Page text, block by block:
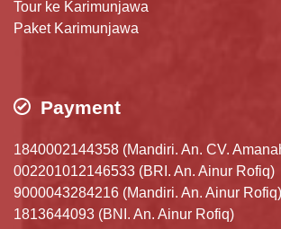
Tour ke Karimunjawa
Paket Karimunjawa
Payment
1840002144358 (Mandiri. An. CV.
002201012146533 (BRI. An. Ainur Rofiq)
9000043284216 (Mandiri. An. Ainur Rofiq)
1813644093 (BNI. An. Ainur Rofiq)